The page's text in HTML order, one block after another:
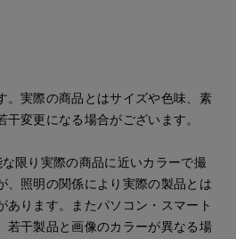
。実際の商品とはサイズや色味、素
変更になる場合がございます。
限り実際の商品に近いカラーで撮
、照明の関係により実際の製品とは
あります。またパソコン・スマート
若干製品と画像のカラーが異なる場